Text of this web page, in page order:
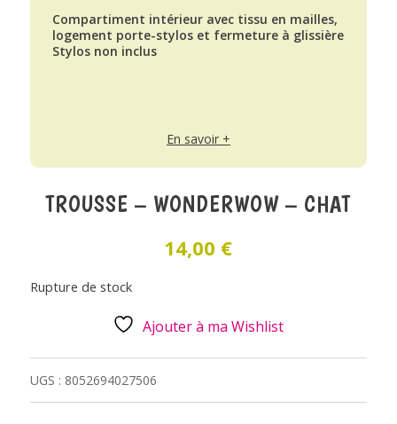
Compartiment intérieur avec tissu en mailles,
logement porte-stylos et fermeture à glissière
Stylos non inclus
En savoir +
TROUSSE – WONDERWOW – CHAT
14,00 €
Rupture de stock
Ajouter à ma Wishlist
UGS : 8052694027506